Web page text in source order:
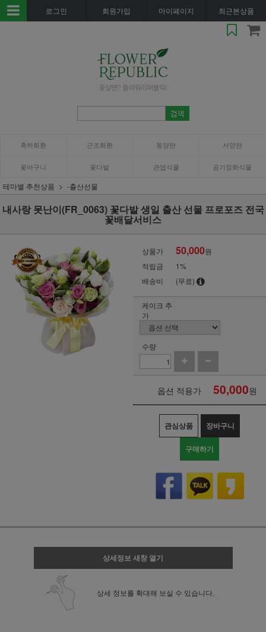
로그인 회원가입 마이페이지 최근본상품
축하화환 근조화환 동양란 서양란
꽃바구니 꽃다발 관엽식물 공기정화식물
테마별 추천상품 -출산선물
내사랑 못난이(FR_0063) 꽃다발 생일 출산 선물 프로포즈 전국
꽃배달서비스
상품가 50,000원
적립금
1%
배송비
(무료)
케이크 추
가
수량
옵션 적용가 50,000원
관심상품 장바구니
구매하기
상세정보 새창 열기
상세 정보를 확대해 보실 수 있습니다.